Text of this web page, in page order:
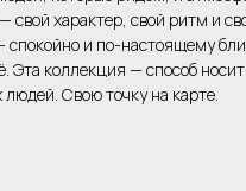
свой характер, свой ритм и
спокойно и по-настоящему
Эта коллекция — способ
Свою точку на карте.